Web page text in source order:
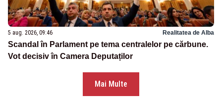
5 aug. 2026, 09:46 Realitatea de Alba
Scandal în Parlament pe tema centralelor pe cărbune.
Vot decisiv în Camera Deputaților
Mai Multe